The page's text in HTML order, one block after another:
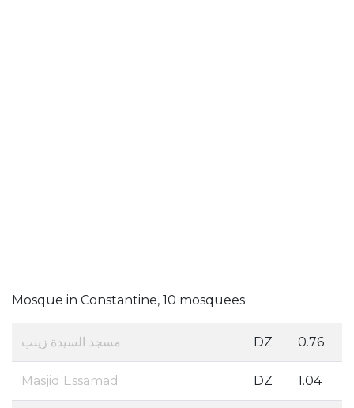
Mosque in Constantine, 10 mosquees
مسجد السيدة زينب DZ 0.76
Masjid Essamad DZ 1.04